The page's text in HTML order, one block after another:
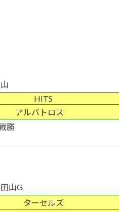
HITS
アルバトロス
勝
山G
ターセルズ